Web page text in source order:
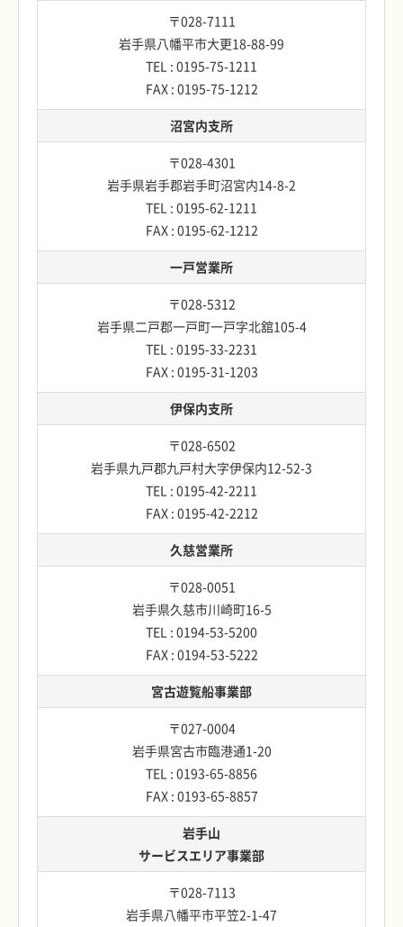
〒028-7111
岩手県八幡平市大更18-88-99
TEL : 0195-75-1211
FAX : 0195-75-1212
沼宮内支所
〒028-4301
岩手県岩手郡岩手町沼宮内14-8-2
TEL : 0195-62-1211
FAX : 0195-62-1212
一戸営業所
〒028-5312
岩手県二戸郡一戸町一戸字北舘105-4
TEL : 0195-33-2231
FAX : 0195-31-1203
伊保内支所
〒028-6502
岩手県九戸郡九戸村大字伊保内12-52-3
TEL : 0195-42-2211
FAX : 0195-42-2212
久慈営業所
〒028-0051
岩手県久慈市川崎町16-5
TEL : 0194-53-5200
FAX : 0194-53-5222
宮古遊覧船事業部
〒027-0004
岩手県宮古市臨港通1-20
TEL : 0193-65-8856
FAX : 0193-65-8857
岩手山
サービスエリア事業部
〒028-7113
岩手県八幡平市平笠2-1-47